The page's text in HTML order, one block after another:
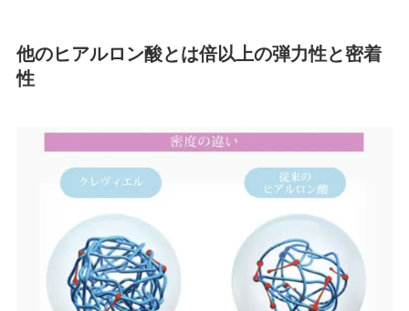
他のヒアルロン酸とは倍以上の弾力性と密着
性